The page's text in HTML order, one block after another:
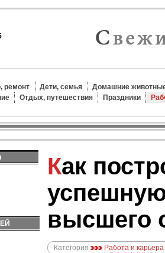
ремонт Дети, семья
Домашние
Отдых, путешествия Праздники
Как построить
высшего
Категория Работа и карьера